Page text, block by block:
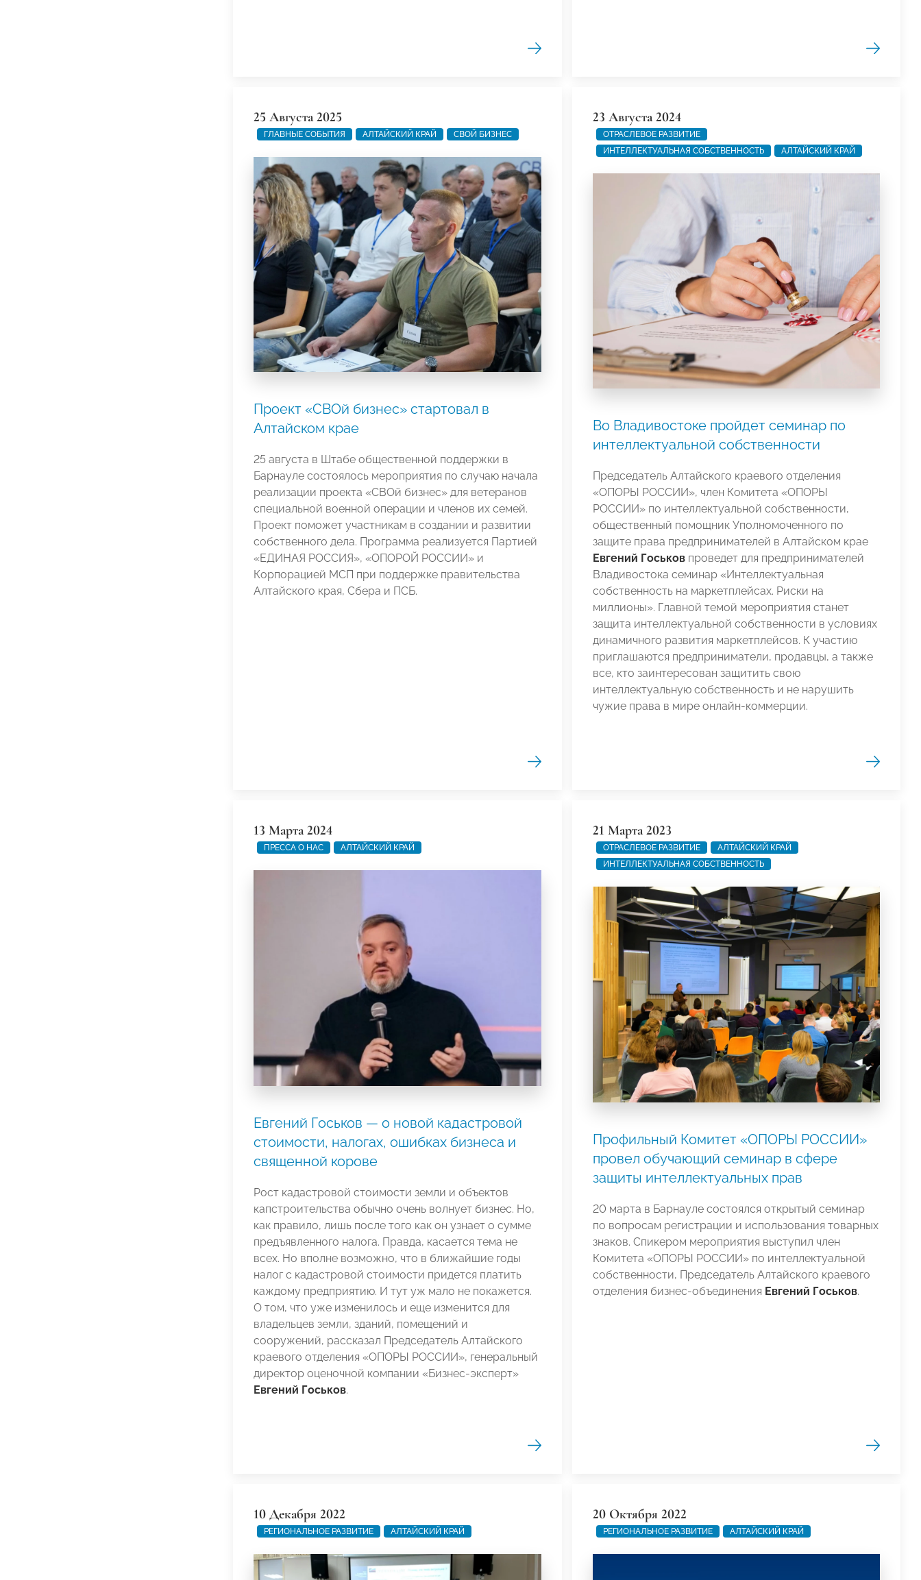
25 Августа 2025
ГЛАВНЫЕ СОБЫТИЯ АЛТАЙСКИЙ КРАЙ СВОЙ БИЗНЕС
Проект «СВОй бизнес» стартовал в
Алтайском крае
25 августа в Штабе общественной поддержки в
Барнауле состоялось мероприятия по случаю начала
реализации проекта «СВОй бизнес» для ветеранов
специальной военной операции и членов их семей.
Проект поможет участникам в создании и развитии
собственного дела. Программа реализуется Партией
«ЕДИНАЯ РОССИЯ», «ОПОРОЙ РОССИИ» и
Корпорацией МСП при поддержке правительства
Алтайского края, Сбера и ПСБ.
23 Августа 2024
ОТРАСЛЕВОЕ РАЗВИТИЕ
ИНТЕЛЛЕКТУАЛЬНАЯ СОБСТВЕННОСТЬ
АЛТАЙСКИЙ КРАЙ
Во Владивостоке пройдет семинар по
интеллектуальной собственности
Председатель Алтайского краевого отделения
«ОПОРЫ РОССИИ», член Комитета «ОПОРЫ
РОССИИ» по интеллектуальной собственности,
общественный помощник Уполномоченного по
защите права предпринимателей в Алтайском крае
Евгений Госьковпроведет для предпринимателей
Владивостока семинар «Интеллектуальная
собственность на маркетплейсах. Риски на
миллионы». Главной темой мероприятия станет
защита интеллектуальной собственности в условиях
динамичного развития маркетплейсов. К участию
приглашаются предприниматели, продавцы, а также
все, кто заинтересован защитить свою
интеллектуальную собственность и не нарушить
чужие права в мире онлайн-коммерции.
13 Марта 2024
ПРЕССА О НАС АЛТАЙСКИЙ КРАЙ
Евгений Госьков — о новой кадастровой
стоимости, налогах, ошибках бизнеса и
священной корове
Рост кадастровой стоимости земли и объектов
капстроительства обычно очень волнует бизнес. Но,
как правило, лишь после того как он узнает о сумме
предъявленного налога. Правда, касается тема не
всех. Но вполне возможно, что в ближайшие годы
налог с кадастровой стоимости придется платить
каждому предприятию. И тут уж мало не покажется.
О том, что уже изменилось и еще изменится для
владельцев земли, зданий, помещений и
сооружений, рассказал Председатель Алтайского
краевого отделения «ОПОРЫ РОССИИ», генеральный
директор оценочной компании «Бизнес-эксперт»
Евгений Госьков.
21 Марта 2023
ОТРАСЛЕВОЕ РАЗВИТИЕ
АЛТАЙСКИЙ КРАЙ
ИНТЕЛЛЕКТУАЛЬНАЯ СОБСТВЕННОСТЬ
Профильный Комитет «ОПОРЫ РОССИИ»
провел обучающий семинар в сфере
защиты интеллектуальных прав
20 марта в Барнауле состоялся открытый семинар
по вопросам регистрации и использования товарных
знаков. Спикером мероприятия выступил член
Комитета «ОПОРЫ РОССИИ» по интеллектуальной
собственности, Председатель Алтайского краевого
отделения бизнес-объединения Евгений Госьков.
10 Декабря 2022
РЕГИОНАЛЬНОЕ РАЗВИТИЕ АЛТАЙСКИЙ КРАЙ
20 Октября 2022
РЕГИОНАЛЬНОЕ РАЗВИТИЕ АЛТАЙСКИЙ КРАЙ